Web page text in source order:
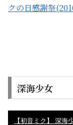
クの日感謝祭
深海少女